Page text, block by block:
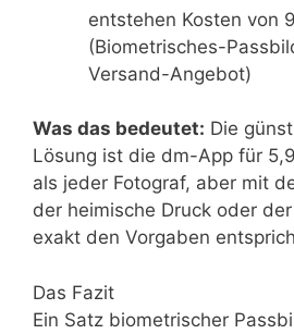
entstehen Kosten von
(Biometrisches-
Versand-Angebot)
Was das bedeutet: Die
Lösung ist die dm-App für
als jeder Fotograf, aber mit
der heimische Druck oder
exakt den Vorgaben
Das Fazit
Ein Satz biometrischer